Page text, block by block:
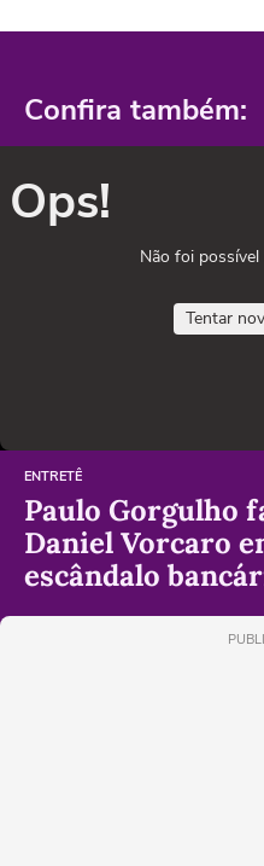
Confira também:
Ops!
Não foi
Tentar
ENTRETÊ
Paulo Gorgulho
Daniel Vorcaro
escândalo